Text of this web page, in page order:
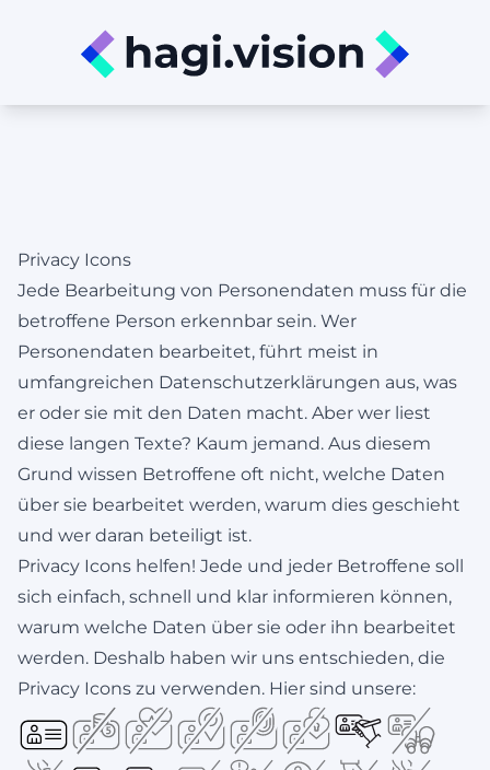
Privacy Icons
Jede Bearbeitung von Personendaten muss für die
betroffene Person erkennbar sein. Wer
Personendaten bearbeitet, führt meist in
umfangreichen Datenschutzerklärungen aus, was
er oder sie mit den Daten macht. Aber wer liest
diese langen Texte? Kaum jemand. Aus diesem
Grund wissen Betroffene oft nicht, welche Daten
über sie bearbeitet werden, warum dies geschieht
und wer daran beteiligt ist.
Privacy Icons helfen! Jede und jeder Betroffene soll
sich einfach, schnell und klar informieren können,
warum welche Daten über sie oder ihn bearbeitet
werden. Deshalb haben wir uns entschieden, die
Privacy Icons zu verwenden. Hier sind unsere: